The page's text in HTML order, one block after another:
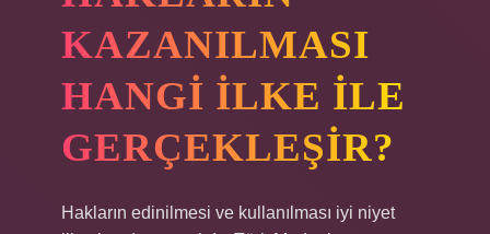
KAZANILMASI
HANGI ILKE ILE
GERÇEKLEŞIR?
Hakların edinilmesi ve kullanılması iyi niyet